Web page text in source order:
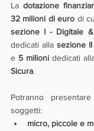
La dotazione
32 milioni di euro di
sezione I - Digitale
dedicati alla sezione
e 5 milioni dedicati
Sicura.
Potranno
soggetti:
micro, piccole e